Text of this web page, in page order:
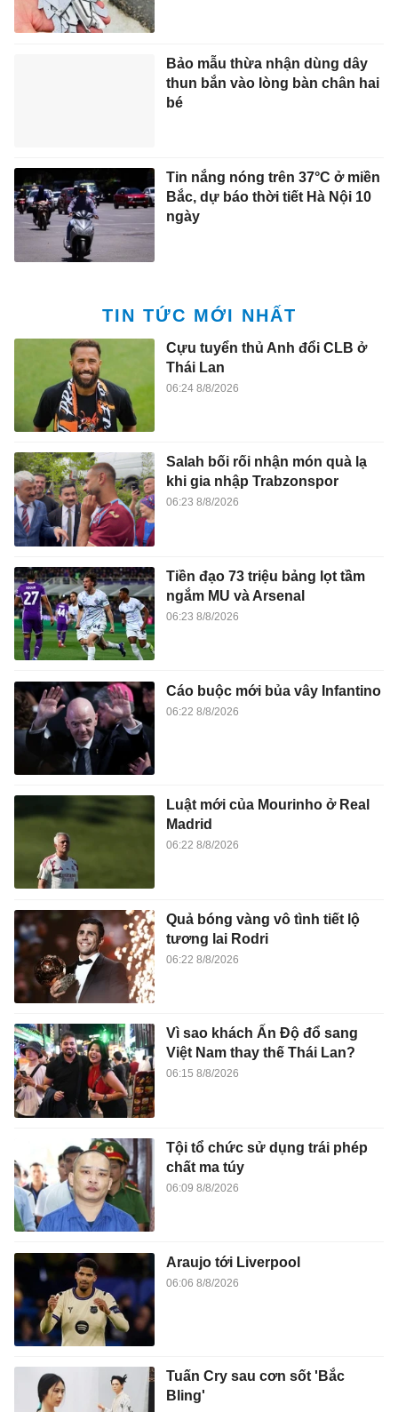
Bảo mẫu thừa nhận dùng dây
thun bắn vào lòng bàn chân hai
bé
Tin nắng nóng trên 37°C ở miền
Bắc, dự báo thời tiết Hà Nội 10
ngày
TIN TỨC MỚI NHẤT
Cựu tuyển thủ Anh đổi CLB ở
Thái Lan
06:24 8/8/2026
Salah bối rối nhận món quà lạ
khi gia nhập Trabzonspor
06:23 8/8/2026
Tiền đạo 73 triệu bảng lọt tầm
ngắm MU và Arsenal
06:23 8/8/2026
Cáo buộc mới bủa vây Infantino
06:22 8/8/2026
Luật mới của Mourinho ở Real
Madrid
06:22 8/8/2026
Quả bóng vàng vô tình tiết lộ
tương lai Rodri
06:22 8/8/2026
Vì sao khách Ấn Độ đổ sang
Việt Nam thay thế Thái Lan?
06:15 8/8/2026
Tội tổ chức sử dụng trái phép
chất ma túy
06:09 8/8/2026
Araujo tới Liverpool
06:06 8/8/2026
Tuấn Cry sau cơn sốt 'Bắc
Bling'